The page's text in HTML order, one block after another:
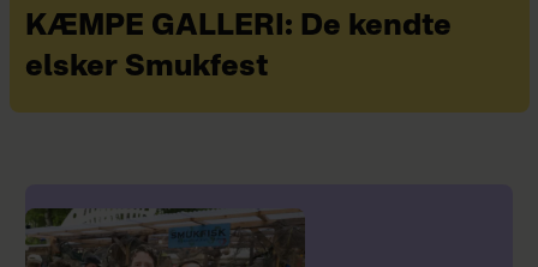
KÆMPE GALLERI: De kendte
elsker Smukfest